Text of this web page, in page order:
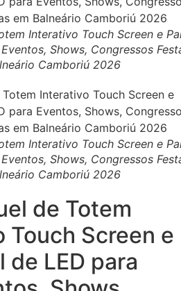
Interativo Touch Screen e
Shows, Congressos
Camboriú 2026
Interativo Touch Screen e
Shows, Congressos
Camboriú 2026
de Totem
Touch Screen e
de LED para